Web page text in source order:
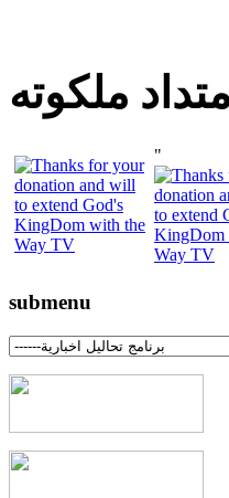
ملكوته
"
submenu